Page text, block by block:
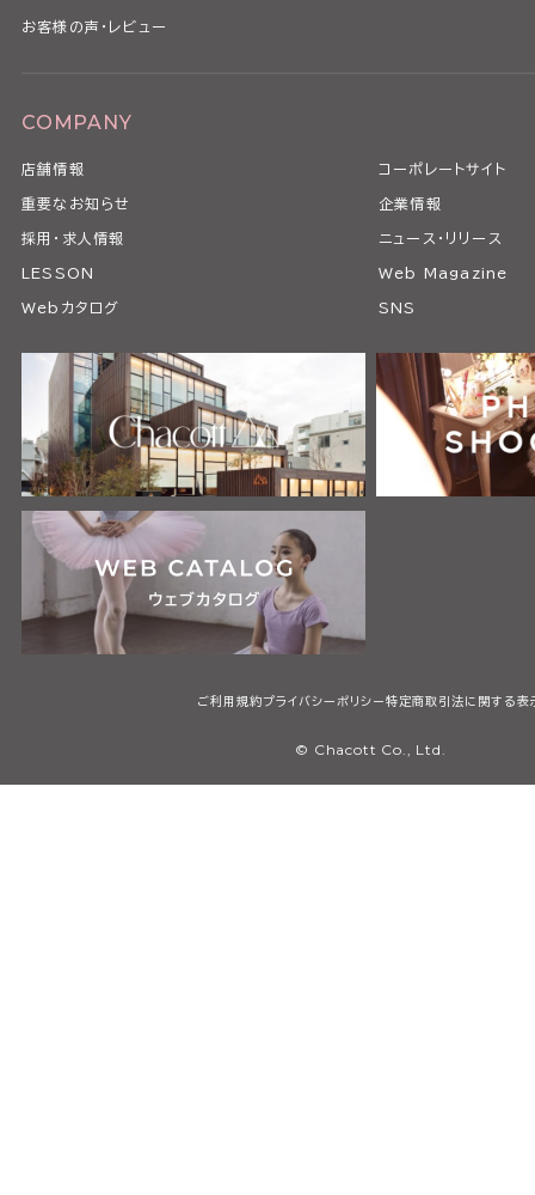
お客様の声・レビュー
COMPANY
店舗情報 コーポレートサイト
重要なお知らせ 企業情報
採用・求人情報 ニュース・リリース
LESSON Web Magazine
Webカタログ SNS
ご利用規約プライバシーポリシー特定商取引法に関する表
© Chacott Co., Ltd.